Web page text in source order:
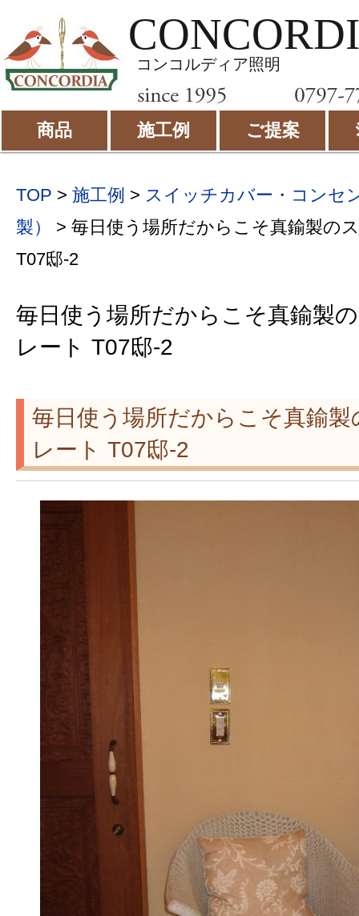
コンコルディア照明
商品 施工例 ご提案
TOP > 施工例 > スイッチカバー・コンセ
製）
> 毎日使う場所だからこそ真鍮製の
T07邸-2
毎日使う場所だからこそ真鍮製
レート T07邸-2
毎日使う場所だからこそ真鍮
レート T07邸-2